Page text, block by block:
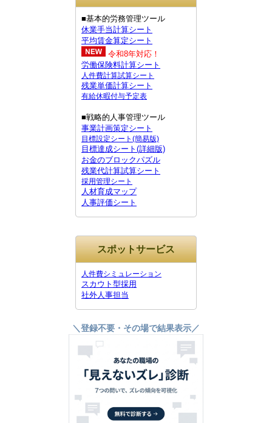
■基本的労務管理ツール
休業手当計算シート
平均賃金算定シート
令和8年対応！
労働保険料計算シート
人件費計算試算シート
残業単価計算シート
有給休暇付与予定表
■戦略的人事管理ツール
事業計画策定シート
目標設定シート(簡易版)
目標達成シート(詳細版)
お金のブロックパズル
残業代計算試算シート
採用管理シート
人材育成マップ
人事評価シート
スポットサービス
人件費シミュレーション
スカウト型採用
社外人事担当
＼登録不要・その場で結果表示／